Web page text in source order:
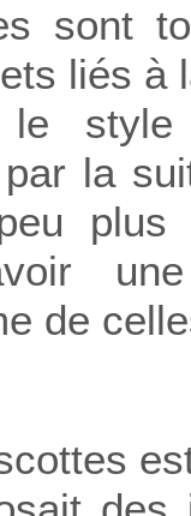
sont
liés à
le
par la
de